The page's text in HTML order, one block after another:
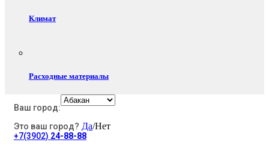
Климат
Расходные материалы
Электротовары
Ваш город:
Это ваш город? Да/Нет
+7(3902) 24-88-88